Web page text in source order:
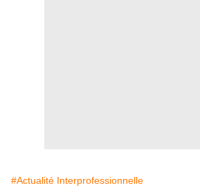
#Actualité Interprofessionnelle